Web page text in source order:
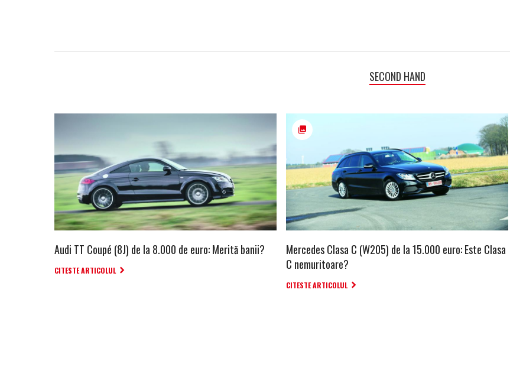
SECOND HAND
Audi TT Coupé (8J) de la 8.000 de euro: Merită banii?
CITESTE ARTICOLUL
Mercedes Clasa C (W205) de la 15.000 euro: Este Clasa
C nemuritoare?
CITESTE ARTICOLUL